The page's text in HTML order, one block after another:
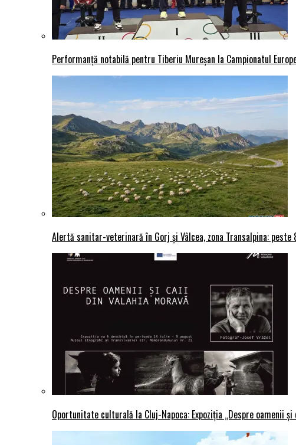
Performanță notabilă pentru Tiberiu Mureșan la Campionatul
Alertă sanitar-veterinară în Gorj și Vâlcea, zona Transalpina:
Oportunitate culturală la Cluj-Napoca: Expoziția „Despre oamenii